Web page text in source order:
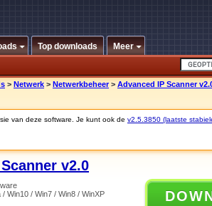
Top downloads Meer
> Netwerk > Netwerkbeheer > Advanced IP Scanner
van deze software. Je kunt ook de v2.5.3850 (laatste
v2.0
/ Win10 / Win7 / Win8 / WinXP